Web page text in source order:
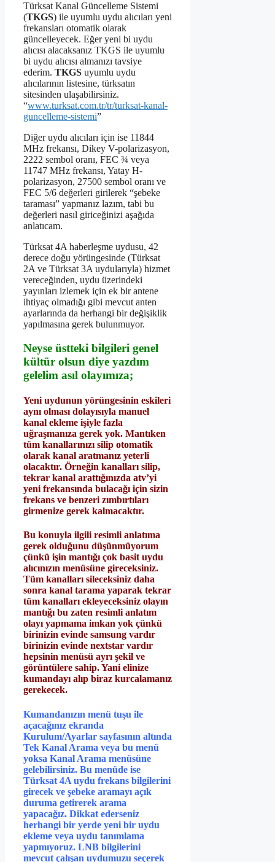
Türksat Kanal Güncelleme Sistemi
(TKGS) ile uyumlu uydu alıcıları yeni
frekansları otomatik olarak
güncelleyecek. Eğer yeni bi uydu
alıcısı alacaksanız TKGS ile uyumlu
bi uydu alıcısı almanızı tavsiye
ederim. TKGS uyumlu uydu
alıcılarının listesine, türksatın
sitesinden ulaşabilirsiniz.
“www.turksat.com.tr/tr/turksat-kanal-
guncelleme-sistemi”
Diğer uydu alıcıları için ise 11844
MHz frekansı, Dikey V-polarizasyon,
2222 sembol oranı, FEC ¾ veya
11747 MHz frekansı, Yatay H-
polarizasyon, 27500 sembol oranı ve
FEC 5/6 değerleri girilerek “şebeke
taraması” yapmanız lazım, tabi bu
değerleri nasıl giriceğinizi aşağıda
anlatıcam.
Türksat 4A haberleşme uydusu, 42
derece doğu yörüngesinde (Türksat
2A ve Türksat 3A uydularıyla) hizmet
vereceğinden, uydu üzerindeki
yayınları izlemek için ek bir antene
ihtiyaç olmadığı gibi mevcut anten
ayarlarında da herhangi bir değişiklik
yapılmasına gerek bulunmuyor.
Neyse üstteki bilgileri genel
kültür olsun diye yazdım
gelelim asıl olayımıza;
Yeni uydunun yörüngesinin eskileri
aynı olması dolayısıyla manuel
kanal ekleme işiyle fazla
uğraşmanıza gerek yok. Mantıken
tüm kanallarınızı silip otomatik
olarak kanal aratmanız yeterli
olacaktır. Örneğin kanalları silip,
tekrar kanal arattığınızda atv’yi
yeni frekansında bulacağı için sizin
frekans ve benzeri zımbırtıları
girmenize gerek kalmacaktır.
Bu konuyla ilgili resimli anlatıma
gerek olduğunu düşünmüyorum
çünkü işin mantığı çok basit uydu
alıcınızın menüsüne gireceksiniz.
Tüm kanalları sileceksiniz daha
sonra kanal tarama yaparak tekrar
tüm kanalları ekleyeceksiniz olayın
mantığı bu zaten resimli anlatım
olayı yapmama imkan yok çünkü
birinizin evinde samsung vardır
birinizin evinde nextstar vardır
hepsinin menüsü ayrı şekil ve
görüntülere sahip. Yani elinize
kumandayı alıp biraz kurcalamanız
gerekecek.
Kumandanızın menü tuşu ile
açacağınız ekranda
Kurulum/Ayarlar sayfasının altında
Tek Kanal Arama veya bu menü
yoksa Kanal Arama menüsüne
gelebilirsiniz. Bu menüde ise
Türksat 4A uydu frekans bilgilerini
girecek ve şebeke aramayı açık
duruma getirerek arama
yapacağız. Dikkat ederseniz
herhangi bir yerde yeni bir uydu
ekleme veya uydu tanımlama
yapmıyoruz. LNB bilgilerini
mevcut çalışan uydumuzu seçerek